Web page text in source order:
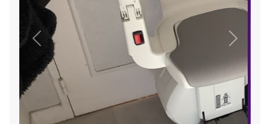
Précédent Suivant